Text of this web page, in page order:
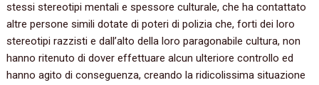
stessi stereotipi mentali e spessore culturale,‭ ‬che ha contattato
altre persone simili dotate di poteri di polizia che,‭ ‬forti dei loro
stereotipi razzisti e dall’alto della loro paragonabile cultura,‭ ‬non
hanno ritenuto di dover effettuare alcun ulteriore controllo ed
hanno agito di conseguenza,‭ ‬creando la ridicolissima situazione‭